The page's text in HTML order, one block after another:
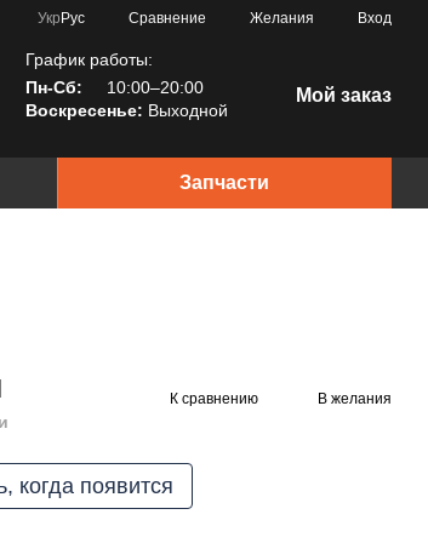
Укр Рус Сравнение Желания Вход
График работы:
Пн-Сб:
10:00–20:00
Воскресенье: Выходной
Мой заказ
Запчасти
К сравнению В желания
когда появится